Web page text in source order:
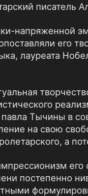
писатель
напряженной
его
лауреата
Тычины в
на свою
а
его
постепенно